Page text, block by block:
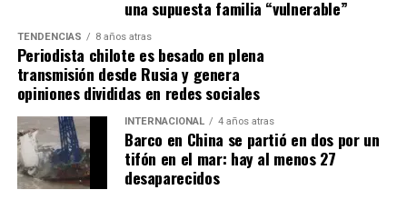
una supuesta familia “vulnerable”
TENDENCIAS 8 años atras
Periodista chilote es besado en plena
transmisión desde Rusia y genera
opiniones divididas en redes sociales
INTERNACIONAL 4 años atras
Barco en China se partió en dos por un
tifón en el mar: hay al menos 27
desaparecidos